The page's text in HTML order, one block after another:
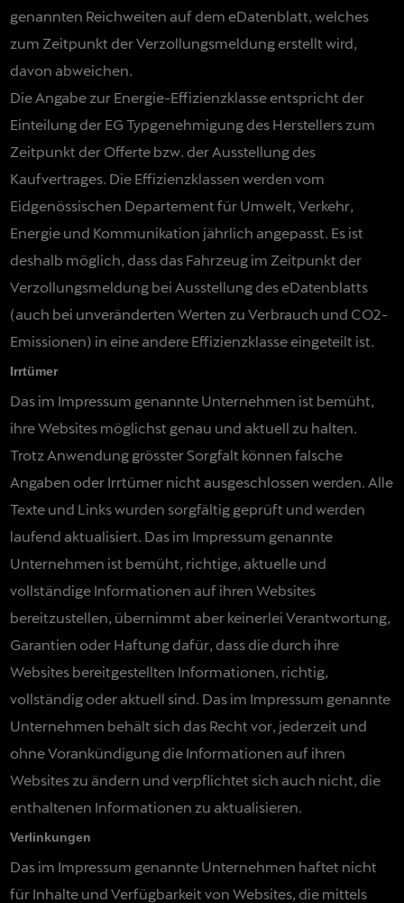
genannten Reichweiten auf dem eDatenblatt, welches
zum Zeitpunkt der Verzollungsmeldung erstellt wird,
davon abweichen.
Die Angabe zur Energie-Effizienzklasse entspricht der
Einteilung der EG Typgenehmigung des Herstellers zum
Zeitpunkt der Offerte bzw. der Ausstellung des
Kaufvertrages. Die Effizienzklassen werden vom
Eidgenössischen Departement für Umwelt, Verkehr,
Energie und Kommunikation jährlich angepasst. Es ist
deshalb möglich, dass das Fahrzeug im Zeitpunkt der
Verzollungsmeldung bei Ausstellung des eDatenblatts
(auch bei unveränderten Werten zu Verbrauch und CO2-
Emissionen) in eine andere Effizienzklasse eingeteilt ist.
Irrtümer
Das im Impressum genannte Unternehmen ist bemüht,
ihre Websites möglichst genau und aktuell zu halten.
Trotz Anwendung grösster Sorgfalt können falsche
Angaben oder Irrtümer nicht ausgeschlossen werden. Alle
Texte und Links wurden sorgfältig geprüft und werden
laufend aktualisiert. Das im Impressum genannte
Unternehmen ist bemüht, richtige, aktuelle und
vollständige Informationen auf ihren Websites
bereitzustellen, übernimmt aber keinerlei Verantwortung,
Garantien oder Haftung dafür, dass die durch ihre
Websites bereitgestellten Informationen, richtig,
vollständig oder aktuell sind. Das im Impressum genannte
Unternehmen behält sich das Recht vor, jederzeit und
ohne Vorankündigung die Informationen auf ihren
Websites zu ändern und verpflichtet sich auch nicht, die
enthaltenen Informationen zu aktualisieren.
Verlinkungen
Das im Impressum genannte Unternehmen haftet nicht
für Inhalte und Verfügbarkeit von Websites, die mittels